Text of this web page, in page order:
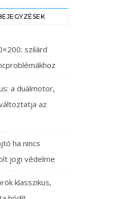
szilárd
a duálmotor,
az
ha nincs
jogi védelme
klasszikus,